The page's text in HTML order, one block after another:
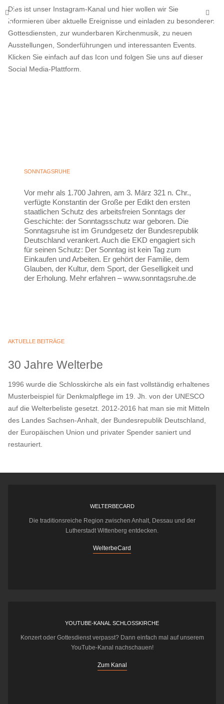
Dies ist unser Instagram-Kanal und hier wollen wir Sie
informieren über aktuelle Ereignisse und einladen zu besonderen
Gottesdiensten, zur wunderbaren Kirchenmusik, zu neuen
Ausstellungen, Sonderführungen und interessanten Events.
Klicken Sie einfach auf das Icon und folgen Sie uns auf dieser
Social Media-Plattform.
SONNTAGSRUHE
Vor mehr als 1.700 Jahren, am 3. März 321 n. Chr.,
verfügte Konstantin der Große per Edikt den ersten
staatlichen Schutz des arbeitsfreien Sonntags der
Geschichte: der Sonntagsschutz war geboren. Die
Sonntagsruhe ist im Grundgesetz der Bundesrepublik
Deutschland verankert. Auch die EKD engagiert sich
für seinen Schutz: Der Sonntag ist kein Tag zum
Einkaufen und Arbeiten. Er gehört der Familie, dem
Glauben, der Kultur, dem Sport, der Geselligkeit und
der Erholung. Mehr erfahren – www.sonntagsruhe.de
AKTUELLE BEITRÄGE
30 Jahre Welterbe
1996 wurde die Schlosskirche als ein fast vollständig erhaltenes
Musterbeispiel für Denkmalpflege im 19. Jh. von der UNESCO
auf die Welterbeliste gesetzt. 2012-2016 hat man sie mit Mitteln
des Landes Sachsen-Anhalt, der Bundesrepublik Deutschland,
der Europäischen Union und privater Spender saniert und
restauriert.
WELTERBECARD
Die traditionsreiche Region zwischen Anhalt, Dessau und der
Lutherstadt Wittenberg entdecken.
WelterbeCard
YOUTUBE-KANAL SCHLOSSKIRCHE
Konzert oder Gottesdienst verpasst? Dann einfach mal auf unserem
YouTube-Kanal nachschauen!
Zum Kanal